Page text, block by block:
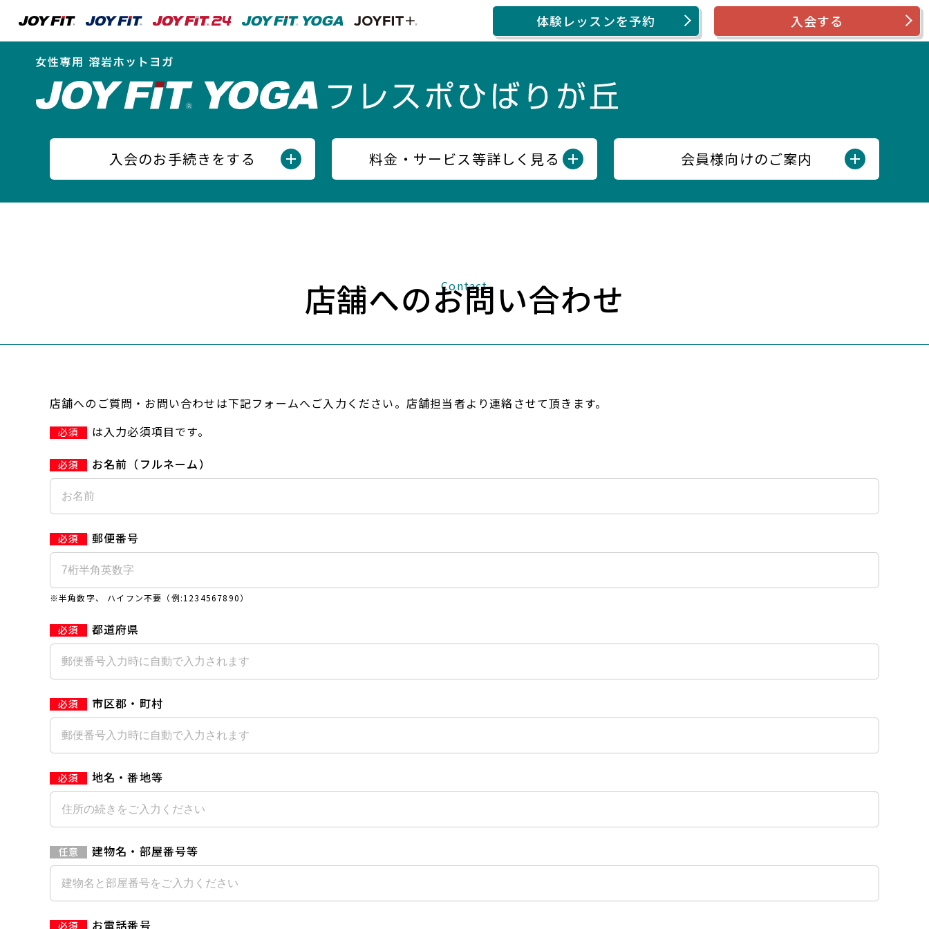
体験レッスンを予約 入会する
入会のお手続きをする 料金・サービス等詳しく見る 会員様向けのご案内
Contact
店舗へのお問い合わせ
店舗へのご質問・お問い合わせは下記フォームへご入力ください。店舗担当者より連絡させて頂きます。
必須
は入力必須項目です。
お名前（フルネーム）
郵便番号
※半角数字、 ハイフン不要（例:1234567890）
都道府県
市区郡・町村
地名・番地等
建物名・部屋番号等
お電話番号